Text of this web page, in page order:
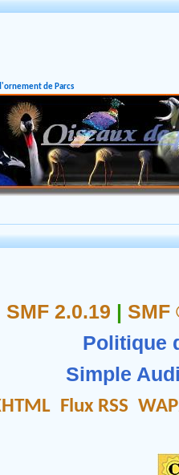
de Parcs
SMF 2.0.19 | SMF
Politique
Simple
Flux RSS